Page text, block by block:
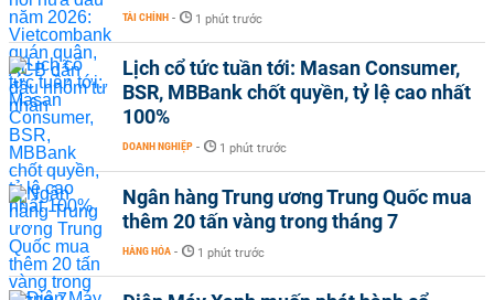
TÀI CHÍNH - 1 phút trước
Lịch cổ tức tuần tới: Masan Consumer,
BSR, MBBank chốt quyền, tỷ lệ cao nhất
100%
DOANH NGHIỆP - 1 phút trước
Ngân hàng Trung ương Trung Quốc mua
thêm 20 tấn vàng trong tháng 7
HÀNG HÓA - 1 phút trước